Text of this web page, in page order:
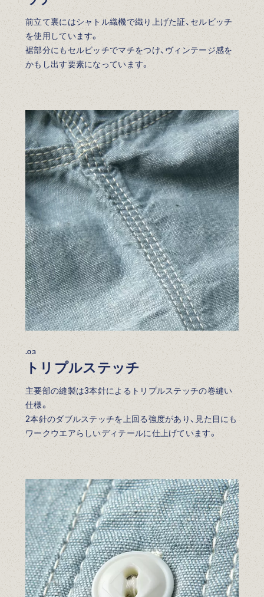
前立て裏にはシャトル織機で織り上げた証、セルビッチ
を使用しています。
裾部分にもセルビッチでマチをつけ、ヴィンテージ感を
かもし出す要素になっています。
.03
トリプルステッチ
主要部の縫製は3本針によるトリプルステッチの巻縫い
仕様。
2本針のダブルステッチを上回る強度があり、見た目にも
ワークウエアらしいディテールに仕上げています。